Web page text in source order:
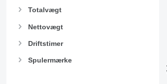
Totalvægt
Nettovægt
Driftstimer
Spulermærke